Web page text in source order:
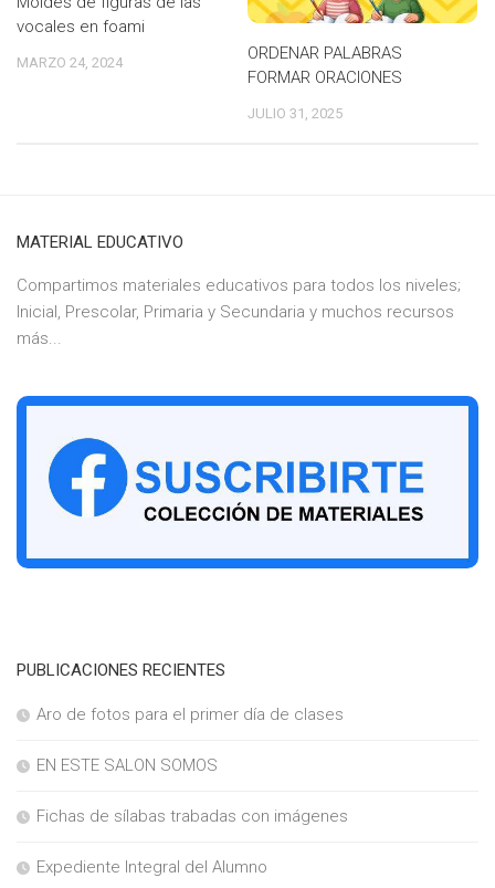
vocales en foami
MARZO 24, 2024
ORDENAR PALABRAS
FORMAR ORACIONES
JULIO 31, 2025
MATERIAL EDUCATIVO
Compartimos materiales educativos para todos los niveles;
Inicial, Prescolar, Primaria y Secundaria y muchos recursos
más...
PUBLICACIONES RECIENTES
Aro de fotos para el primer día de clases
EN ESTE SALON SOMOS
Fichas de sílabas trabadas con imágenes
Expediente Integral del Alumno